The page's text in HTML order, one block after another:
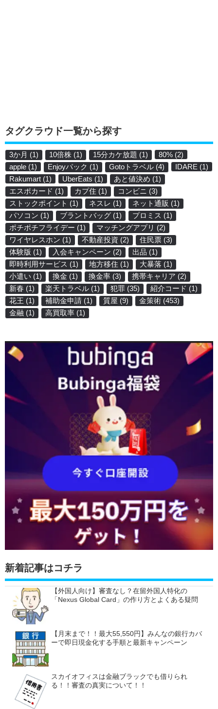
タグクラウド一覧から探す
3か月 (1) 10倍株 (1) 15分カケ放題 (1) 80% (2)
apple (1) Enjoyパック (1) Gotoトラベル (4) IDARE (1)
Rakumart (1) UberEats (1) あと値決め (1)
エスポカード (1) カプ住 (1) コンビニ (3)
ストックポイント (1) ネスレ (1) ネット通販 (1)
パソコン (1) ブラントバッグ (1) プロミス (1)
ポチポチフライデー (1) マッチングアプリ (2)
ワイヤレスホン (1) 不動産投資 (2) 住民票 (3)
体験版 (1) 入会キャンペーン (2) 出品 (1)
即時利用サービス (1) 地方移住 (1) 大暴落 (1)
小遣い (1) 換金 (1) 換金率 (3) 携帯キャリア (2)
新春 (1) 楽天トラベル (1) 犯罪 (35) 紹介コード (1)
花王 (1) 補助金申請 (1) 質屋 (9) 金策術 (453)
金融 (1) 高買取率 (1)
新着記事はコチラ
【外国人向け】審査なし？在留外国人特化の
「Nexus Global Card」の作り方とよくある疑問
【月末まで！！最大55,550円】みんなの銀行カバ
ーで即日現金化する手順と最新キャンペーン
スカイオフィスは金融ブラックでも借りられ
る！！審査の真実について！！